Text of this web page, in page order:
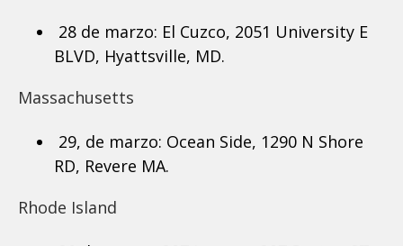
28 de marzo: El Cuzco, 2051 University E
BLVD, Hyattsville, MD.
Massachusetts
29, de marzo: Ocean Side, 1290 N Shore
RD, Revere MA.
Rhode Island